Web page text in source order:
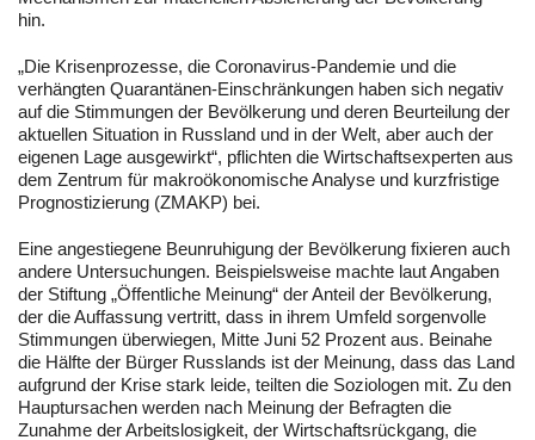
hin.
„Die Krisenprozesse, die Coronavirus-Pandemie und die
verhängten Quarantänen-Einschränkungen haben sich negativ
auf die Stimmungen der Bevölkerung und deren Beurteilung der
aktuellen Situation in Russland und in der Welt, aber auch der
eigenen Lage ausgewirkt“, pflichten die Wirtschaftsexperten aus
dem Zentrum für makroökonomische Analyse und kurzfristige
Prognostizierung (ZMAKP) bei.
Eine angestiegene Beunruhigung der Bevölkerung fixieren auch
andere Untersuchungen. Beispielsweise machte laut Angaben
der Stiftung „Öffentliche Meinung“ der Anteil der Bevölkerung,
der die Auffassung vertritt, dass in ihrem Umfeld sorgenvolle
Stimmungen überwiegen, Mitte Juni 52 Prozent aus. Beinahe
die Hälfte der Bürger Russlands ist der Meinung, dass das Land
aufgrund der Krise stark leide, teilten die Soziologen mit. Zu den
Hauptursachen werden nach Meinung der Befragten die
Zunahme der Arbeitslosigkeit, der Wirtschaftsrückgang, die